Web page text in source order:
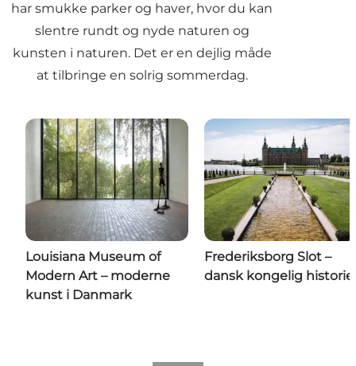
har smukke parker og haver, hvor du kan
slentre rundt og nyde naturen og
kunsten i naturen. Det er en dejlig måde
at tilbringe en solrig sommerdag.
Louisiana Museum of
Modern Art – moderne
kunst i Danmark
Frederiksborg Slot –
dansk kongelig historie